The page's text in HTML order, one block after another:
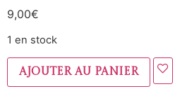
9,00€
1 en stock
Ajouter au panier